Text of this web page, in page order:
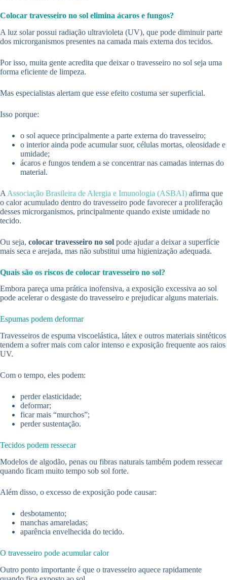
Colocar travesseiro no sol elimina ácaros e fungos?
A luz solar possui radiação ultravioleta (UV), que pode diminuir parte
dos microrganismos presentes na camada mais externa dos tecidos.
Por isso, muita gente acredita que deixar o travesseiro no sol seja uma
forma eficiente de limpeza.
Mas especialistas alertam que esse efeito costuma ser superficial.
Isso porque:
o sol aquece principalmente a parte externa do travesseiro;
o interior ainda pode acumular suor, células mortas, oleosidade e
umidade;
ácaros e fungos tendem a se concentrar nas camadas internas do
material.
A Associação Brasileira de Alergia e Imunologia (ASBAI) afirma que
o calor acumulado dentro do travesseiro pode favorecer a proliferação
desses microrganismos, principalmente quando existe umidade no
tecido.
Ou seja, colocar travesseiro no sol pode ajudar a deixar a superfície
mais seca e arejada, mas não substitui uma higienização adequada.
Quais são os riscos de colocar travesseiro no sol?
Embora pareça uma prática inofensiva, a exposição excessiva ao sol
pode acelerar o desgaste do travesseiro e prejudicar alguns materiais.
Espumas podem deformar
Travesseiros de espuma viscoelástica, látex e outros materiais sintéticos
tendem a sofrer mais com calor intenso e exposição frequente aos raios
UV.
Com o tempo, eles podem:
perder elasticidade;
deformar;
ficar mais “murchos”;
perder sustentação.
Tecidos podem ressecar
Modelos de algodão, penas ou fibras naturais também podem ressecar
quando ficam muito tempo sob sol forte.
Além disso, o excesso de exposição pode causar:
desbotamento;
manchas amareladas;
aparência envelhecida do tecido.
O travesseiro pode acumular calor
Outro ponto importante é que o travesseiro aquece rapidamente